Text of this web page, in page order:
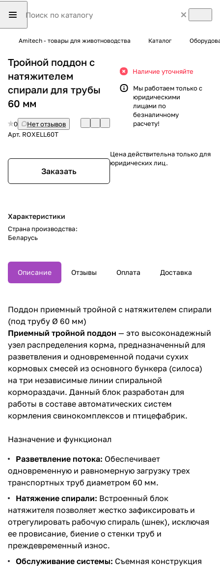
Amitech - товары для животноводства Каталог
Тройной поддон с
натяжителем
спирали для трубы
60 мм
0
Нет отзывов
Арт. ROXELL60T
Заказать
Характеристики
Страна производства:
Беларусь
Наличие уточняйте
Мы работаем только с
юридическими
лицами по
безналичному
расчету!
Цена действительна только для
юридических лиц.
Описание Отзывы Оплата Доставка
Поддон приемный тройной с натяжителем спирали
(под трубу Ø 60 мм)
Приемный тройной поддон — это высоконадежный
узел распределения корма, предназначенный для
разветвления и одновременной подачи сухих
кормовых смесей из основного бункера (силоса)
на три независимые линии спиральной
кормораздачи. Данный блок разработан для
работы в составе автоматических систем
кормления свинокомплексов и птицефабрик.
Назначение и функционал
Разветвление потока: Обеспечивает
одновременную и равномерную загрузку трех
транспортных труб диаметром 60 мм.
Натяжение спирали: Встроенный блок
натяжителя позволяет жестко зафиксировать и
отрегулировать рабочую спираль (шнек), исключая
ее провисание, биение о стенки труб и
преждевременный износ.
Обслуживание системы: Съемная конструкция